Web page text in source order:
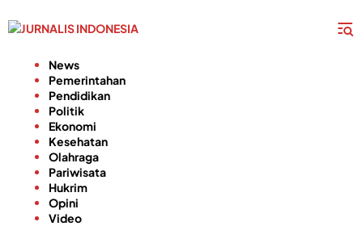
ke
News
Pemerintahan
Pendidikan
Politik
Ekonomi
Kesehatan
Olahraga
Pariwisata
Hukrim
Opini
Video